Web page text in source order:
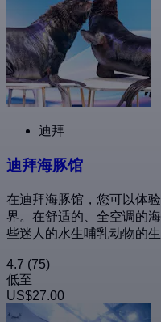
迪拜
迪拜海豚馆
在迪拜海豚馆，您可以体
界。在舒适的、全空调的
些迷人的水生哺乳动物的生
4.7 (75)
低至
US$27.00